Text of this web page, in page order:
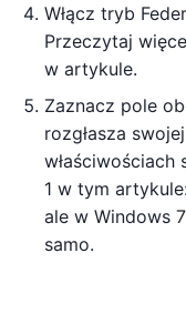
Włącz tryb
Przeczytaj
w artykule.
Zaznacz pole
rozgłasza
właściwościach
1 w tym
ale w Windows
samo.